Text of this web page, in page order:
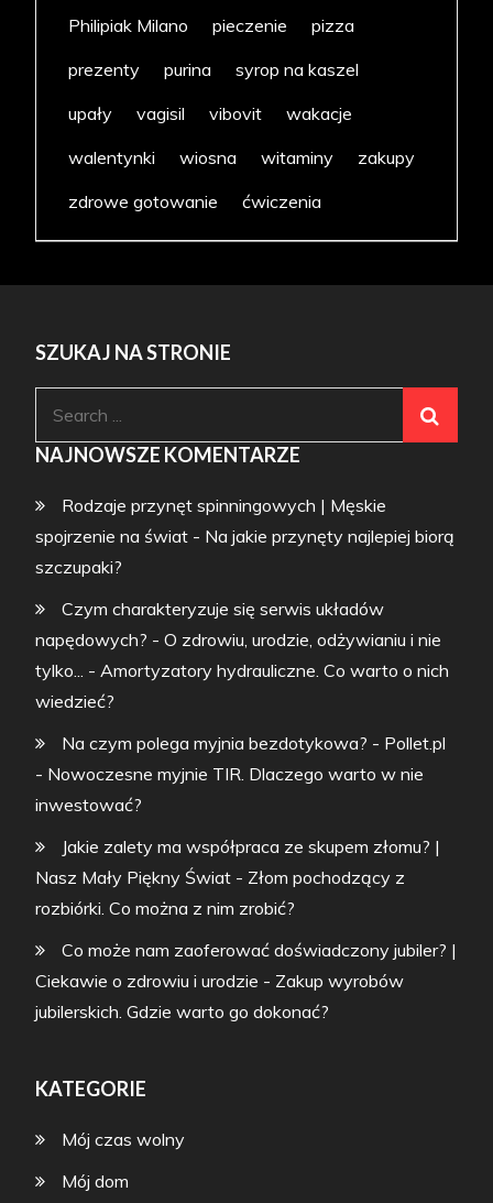
Philipiak Milano pieczenie
pizza
prezenty
purina
syrop na kaszel
upały
vagisil vibovit
wakacje
walentynki
wiosna witaminy
zakupy
zdrowe gotowanie
ćwiczenia
SZUKAJ NA STRONIE
NAJNOWSZE KOMENTARZE
Rodzaje przynęt spinningowych | Męskie
spojrzenie na świat - Na jakie przynęty najlepiej biorą
szczupaki?
Czym charakteryzuje się serwis układów
napędowych? - O zdrowiu, urodzie, odżywianiu i nie
tylko... -Amortyzatory hydrauliczne. Co warto o nich
wiedzieć?
Na czym polega myjnia bezdotykowa? - Pollet.pl
- Nowoczesne myjnie TIR. Dlaczego warto w nie
inwestować?
Jakie zalety ma współpraca ze skupem złomu? |
Nasz Mały Piękny Świat - Złom pochodzący z
rozbiórki. Co można z nim zrobić?
Co może nam zaoferować doświadczony jubiler? |
Ciekawie o zdrowiu i urodzie - Zakup wyrobów
jubilerskich. Gdzie warto go dokonać?
KATEGORIE
Mój czas wolny
Mój dom